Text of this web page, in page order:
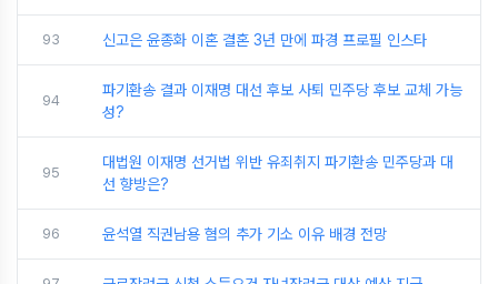
93 신고은 윤종화 이혼 결혼 3년 만에 파경 프로필 인스타
94
파기환송 결과 이재명 대선 후보 사퇴 민주당 후보 교체 가능
성?
95
대법원 이재명 선거법 위반 유죄취지 파기환송 민주당과 대
선 향방은?
96 윤석열 직권남용 혐의 추가 기소 이유 배경 전망